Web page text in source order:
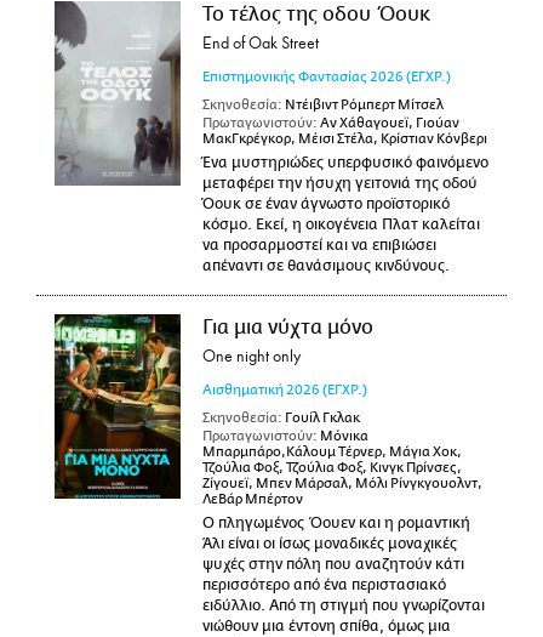
Το τέλος της οδου Όουκ
End of Oak Street
Επιστημονικής Φαντασίας 2026 (ΕΓΧΡ.)
Σκηνοθεσία: Ντέιβιντ Ρόμπερτ Μίτσελ
Πρωταγωνιστούν: Αν Χάθαγουεϊ, Γιούαν
ΜακΓκρέγκορ, Μέισι Στέλα, Κρίστιαν Κόνβερι
Ένα μυστηριώδες υπερφυσικό φαινόμενο
μεταφέρει την ήσυχη γειτονιά της οδού
Όουκ σε έναν άγνωστο προϊστορικό
κόσμο. Εκεί, η οικογένεια Πλατ καλείται
να προσαρμοστεί και να επιβιώσει
απέναντι σε θανάσιμους κινδύνους.
Για μια νύχτα μόνο
One night only
Αισθηματική 2026 (ΕΓΧΡ.)
Σκηνοθεσία: Γουίλ Γκλακ
Πρωταγωνιστούν: Μόνικα
Μπαρμπάρο,Κάλουμ Τέρνερ, Μάγια Χοκ,
Τζούλια Φοξ, Τζούλια Φοξ, Κινγκ Πρίνσες,
Ζίγουεϊ, Μπεν Μάρσαλ, Μόλι Ρίνγκγουολντ,
ΛεΒάρ Μπέρτον
Ο πληγωμένος Όουεν και η ρομαντική
Άλι είναι οι ίσως μοναδικές μοναχικές
ψυχές στην πόλη που αναζητούν κάτι
περισσότερο από ένα περιστασιακό
ειδύλλιο. Από τη στιγμή που γνωρίζονται
νιώθουν μια έντονη σπίθα, όμως μια